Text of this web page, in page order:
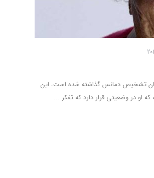
تشخیص دمانس گذاشته شده است، این
او در وضعیتی قرار دارد که تفکر ...